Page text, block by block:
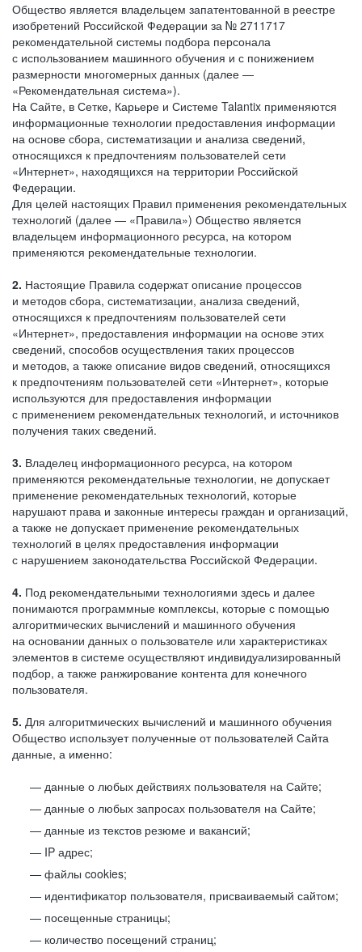
Общество является владельцем запатентованной в реестре
изобретений Российской Федерации за № 2711717
рекомендательной системы подбора персонала
с использованием машинного обучения и с понижением
размерности многомерных данных (далее —
«Рекомендательная система»).
На Сайте, в Сетке, Карьере и Системе Talantix применяются
информационные технологии предоставления информации
на основе сбора, систематизации и анализа сведений,
относящихся к предпочтениям пользователей сети
«Интернет», находящихся на территории Российской
Федерации.
Для целей настоящих Правил применения рекомендательных
технологий (далее — «Правила») Общество является
владельцем информационного ресурса, на котором
применяются рекомендательные технологии.
2. Настоящие Правила содержат описание процессов
и методов сбора, систематизации, анализа сведений,
относящихся к предпочтениям пользователей сети
«Интернет», предоставления информации на основе этих
сведений, способов осуществления таких процессов
и методов, а также описание видов сведений, относящихся
к предпочтениям пользователей сети «Интернет», которые
используются для предоставления информации
с применением рекомендательных технологий, и источников
получения таких сведений.
3. Владелец информационного ресурса, на котором
применяются рекомендательные технологии, не допускает
применение рекомендательных технологий, которые
нарушают права и законные интересы граждан и организаций,
а также не допускает применение рекомендательных
технологий в целях предоставления информации
с нарушением законодательства Российской Федерации.
4. Под рекомендательными технологиями здесь и далее
понимаются программные комплексы, которые с помощью
алгоритмических вычислений и машинного обучения
на основании данных о пользователе или характеристиках
элементов в системе осуществляют индивидуализированный
подбор, а также ранжирование контента для конечного
пользователя.
5. Для алгоритмических вычислений и машинного обучения
Общество использует полученные от пользователей Сайта
данные, а именно:
данные о любых действиях пользователя на Сайте;
данные о любых запросах пользователя на Сайте;
данные из текстов резюме и вакансий;
IP адрес;
файлы cookies;
идентификатор пользователя, присваиваемый сайтом;
посещенные страницы;
количество посещений страниц;